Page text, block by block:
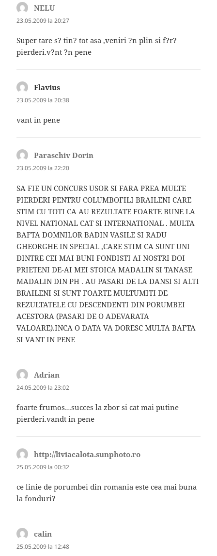
NELU
23.05.2009 la 20:27
Super tare s? tin? tot asa ,veniri ?n plin si f?r?
pierderi.v?nt ?n pene
Flavius
23.05.2009 la 20:38
vant in pene
Paraschiv Dorin
23.05.2009 la 22:20
SA FIE UN CONCURS USOR SI FARA PREA MULTE
PIERDERI PENTRU COLUMBOFILI BRAILENI CARE
STIM CU TOTI CA AU REZULTATE FOARTE BUNE LA
NIVEL NATIONAL CAT SI INTERNATIONAL . MULTA
BAFTA DOMNILOR BADIN VASILE SI RADU
GHEORGHE IN SPECIAL ,CARE STIM CA SUNT UNI
DINTRE CEI MAI BUNI FONDISTI AI NOSTRI DOI
PRIETENI DE-AI MEI STOICA MADALIN SI TANASE
MADALIN DIN PH . AU PASARI DE LA DANSI SI ALTI
BRAILENI SI SUNT FOARTE MULTUMITI DE
REZULTATELE CU DESCENDENTI DIN PORUMBEI
ACESTORA (PASARI DE O ADEVARATA
VALOARE).INCA O DATA VA DORESC MULTA BAFTA
SI VANT IN PENE
Adrian
24.05.2009 la 23:02
foarte frumos…succes la zbor si cat mai putine
pierderi.vandt in pene
http://liviacalota.sunphoto.ro
25.05.2009 la 00:32
ce linie de porumbei din romania este cea mai buna
la fonduri?
calin
25.05.2009 la 12:48